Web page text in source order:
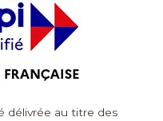
délivrée au titre des